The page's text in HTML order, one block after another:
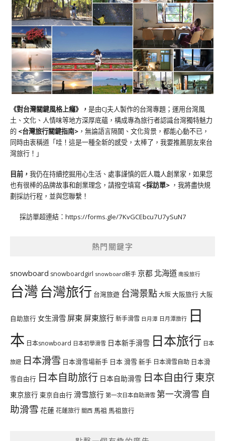
《對台灣關鍵風格上癮》 ， 是由CJ夫人製作的台灣專題；運用台灣風
土、文化、人情味等地方深厚底蘊，構成專為旅行者認識台灣獨特魅力
的 <台灣旅行關鍵指南> ，無論語言隔閡、文化背景，都能心動不已，
同時由衷稱道「哇！這是一種全新的感受，太棒了，我要推薦朋友來台
灣旅行！」
目前， 我仍在持續挖掘用心生活、處事謹慎的匠人職人創業家，如果您
也有很棒的品牌故事和創業理念，請撥空填寫 <採訪單> ，我將盡快規
劃採訪行程，並與您聯繫！
採訪單超連結： https://forms.gle/7KvGCEbcu7U7ySuN7
熱門關鍵字
snowboard snowboardgirl snowboard新手 京都 北海道 南投旅行
台灣台灣旅行 台灣旅遊 台灣景點大阪大阪旅行大阪
自助旅行 女生滑雪 屏東 屏東旅行新手滑雪 日月潭 日月潭旅行 日
本 日本snowboard 日本初學滑雪 日本新手滑雪 日本旅行 日本
旅遊 日本滑雪 日本滑雪場新手 日本 滑雪 新手 日本滑雪自助 日本滑
雪自由行 日本自助旅行 日本自助滑雪 日本自由行東京
東京旅行 東京自由行 滑雪旅行 第一次日本自助滑雪 第一次滑雪 自
助滑雪 花蓮花蓮旅行 關西 馬祖 馬祖旅行